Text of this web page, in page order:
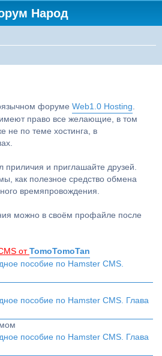
Народ
форуме Web1.0 Hosting.
право все желающие, в том
не по теме хостинга, в
приличия и приглашайте друзей.
как полезное средство обмена
времяпровождения.
можно в своём профайле после
от TomoTomoTan
пособие по Hamster CMS.
пособие по Hamster CMS. Глава
пособие по Hamster CMS. Глава